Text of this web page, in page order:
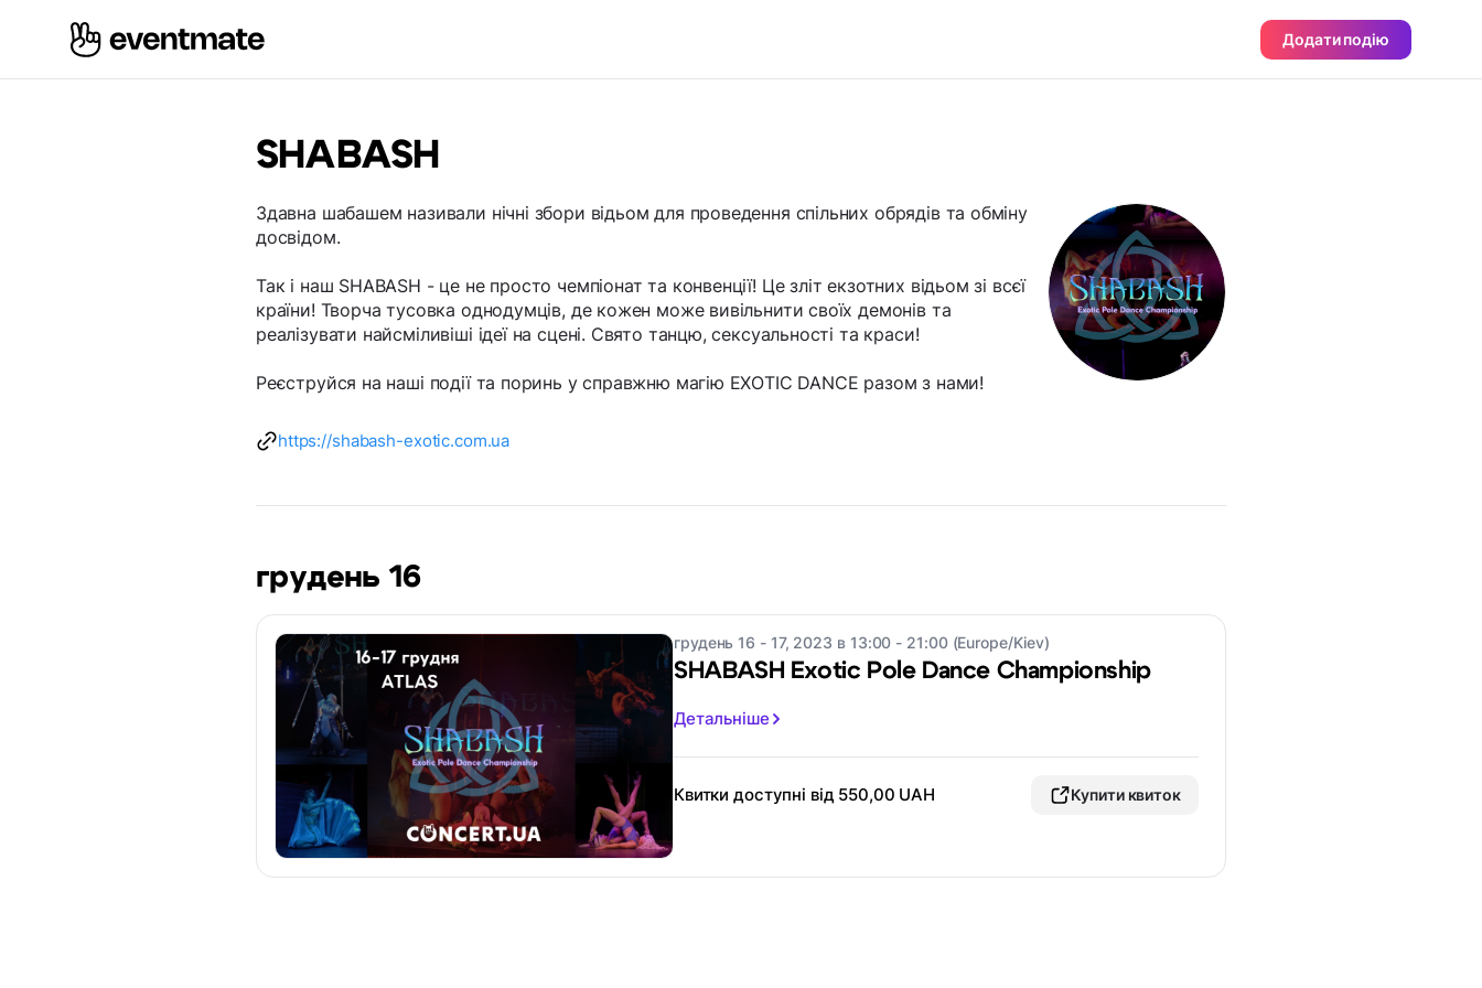
Додати подію
SHABASH
Здавна шабашем називали нічні збори відьом для проведення спільних обрядів та обміну
досвідом.
Так і наш SHABASH - це не просто чемпіонат та конвенції! Це зліт екзотних відьом зі всєї
країни! Творча тусовка однодумців, де кожен може вивільнити своїх демонів та
реалізувати найсміливіші ідеї на сцені. Свято танцю, сексуальності та краси!
Реєструйся на наші події та поринь у справжню магію EXOTIC DANCE разом з нами!
https://shabash-exotic.com.ua
грудень 16
грудень 16 - 17, 2023 в 13:00 - 21:00 (Europe/Kiev)
SHABASH Exotic Pole Dance Championship
Детальніше
Квитки доступні від 550,00 UAH Купити квиток